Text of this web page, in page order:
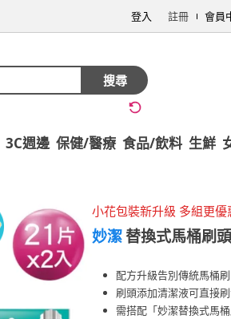
登入 註冊 會員
搜尋
3C週邊 保健/醫療 食品/飲料 生鮮
小花包裝新升級 多組更優
妙潔替換式馬桶刷
配方升級告別傳統馬桶刷
刷頭添加清潔液可直接
需搭配「妙潔替換式馬